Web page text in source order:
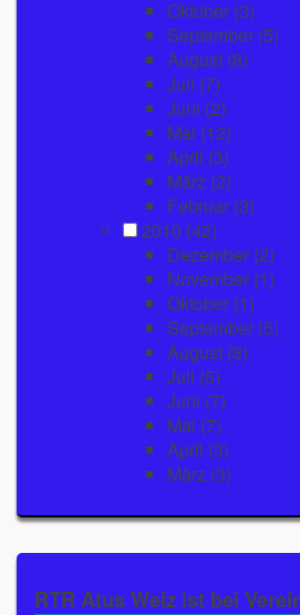
Oktober (3)
September (5)
August (8)
Juli (7)
Juni (2)
Mai (12)
April (3)
März (2)
Februar (3)
2010 (42)
Dezember (2)
November (1)
Oktober (1)
September (5)
August (8)
Juli (5)
Juni (7)
Mai (7)
April (3)
März (3)
RTR Atus Weiz ist bei